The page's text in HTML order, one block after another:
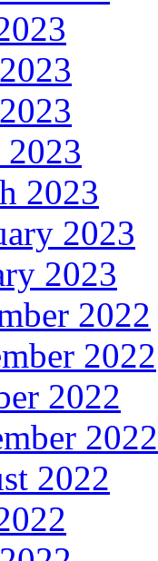
2023
2023
2023
2022
2022
2022
2022
2022